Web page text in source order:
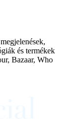
és termékek
Bazaar, Who